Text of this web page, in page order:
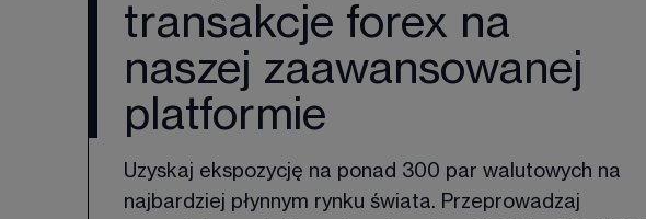
transakcje forex na
naszej zaawansowanej
platformie
Uzyskaj ekspozycję na ponad 300 par walutowych na
najbardziej płynnym rynku świata. Przeprowadzaj